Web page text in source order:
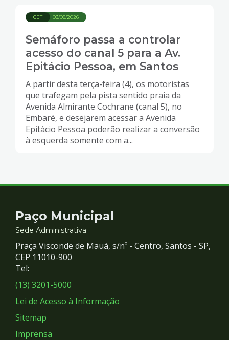
03/08/2026
CET
Semáforo passa a controlar
acesso do canal 5 para a Av.
Epitácio Pessoa, em Santos
A partir desta terça-feira (4), os motoristas
que trafegam pela pista sentido praia da
Avenida Almirante Cochrane (canal 5), no
Embaré, e desejarem acessar a Avenida
Epitácio Pessoa poderão realizar a conversão
à esquerda somente com a...
Contato
e
Redes
Sociais
Paço Municipal
Sede Administrativa
Praça Visconde de Mauá, s/nº - Centro, Santos - SP,
CEP 11010-900
Tel:
(13) 3201-5000
Lei de Acesso à Informação
Sitemap
Imprensa